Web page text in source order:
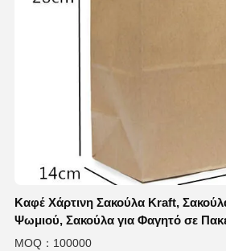
Καφέ Χάρτινη Σακούλα Kraft,
Ψωμιού, Σακούλα για Φαγητό σε
Ψώνια με Στριφτό Χερούλι
MOQ：100000